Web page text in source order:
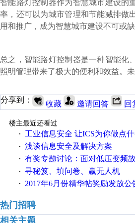
智能路灯控制器作为智慧城市建设的
率，还可以为城市管理和节能减排做
用和推广，成为智慧城市建设不可或缺
总之，智能路灯控制器是一种智能化
照明管理带来了极大的便利和效益。未
分享到： 收藏 邀请回答 回
楼主最近还看过
·
工业信息安全 让ICS为你做点
· 浅谈信息安全及解决方案
· 有奖专题讨论：面对低压变频故障，老手是这样解决的！
· 寻秘笈、填问卷、赢无人机
· 2017年6月份精华帖奖励发放公
热门招聘
相关主题